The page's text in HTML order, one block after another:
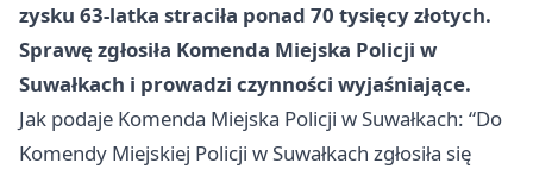
zysku 63-latka straciła ponad 70 tysięcy złotych.
Sprawę zgłosiła Komenda Miejska Policji w
Suwałkach i prowadzi czynności wyjaśniające.
Jak podaje Komenda Miejska Policji w Suwałkach: “Do
Komendy Miejskiej Policji w Suwałkach zgłosiła się